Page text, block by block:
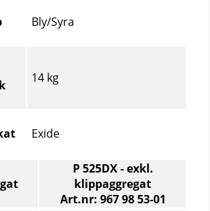
Bly/Syra
14 kg
Exide
P 525DX - exkl.
klippaggregat
Art.nr: 967 98 53‑01